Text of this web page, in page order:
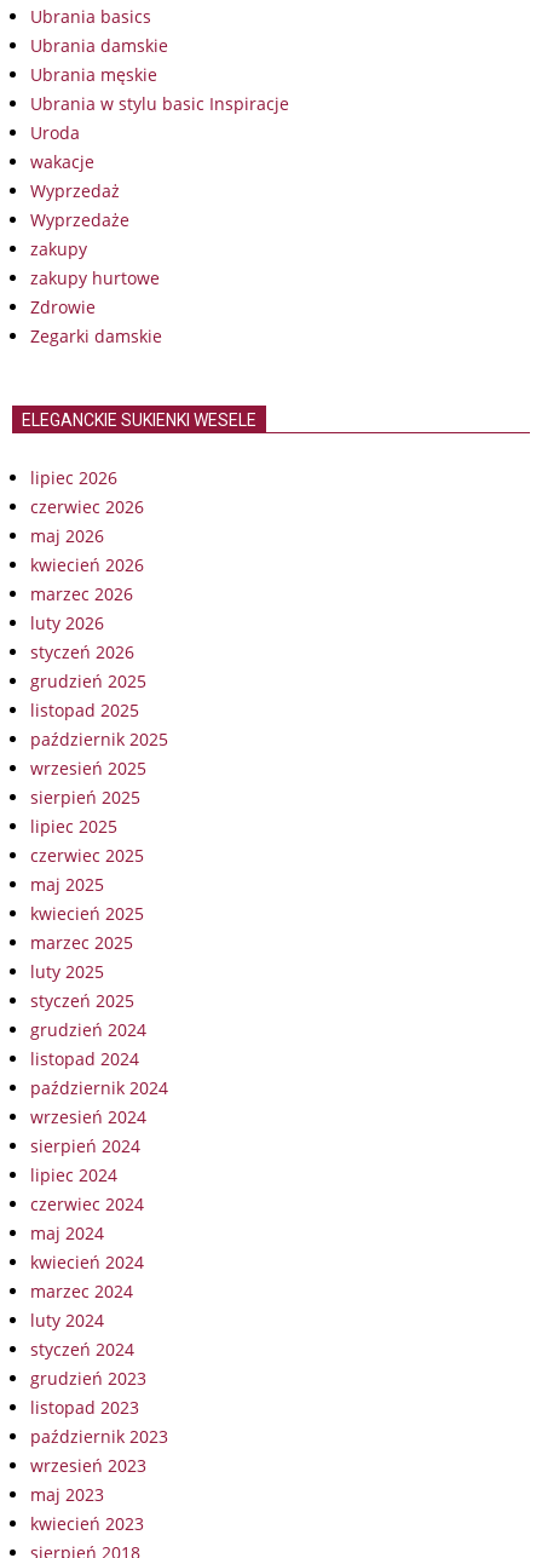
Ubrania basics
Ubrania damskie
Ubrania męskie
Ubrania w stylu basic Inspiracje
Uroda
wakacje
Wyprzedaż
Wyprzedaże
zakupy
zakupy hurtowe
Zdrowie
Zegarki damskie
ELEGANCKIE SUKIENKI WESELE
lipiec 2026
czerwiec 2026
maj 2026
kwiecień 2026
marzec 2026
luty 2026
styczeń 2026
grudzień 2025
listopad 2025
październik 2025
wrzesień 2025
sierpień 2025
lipiec 2025
czerwiec 2025
maj 2025
kwiecień 2025
marzec 2025
luty 2025
styczeń 2025
grudzień 2024
listopad 2024
październik 2024
wrzesień 2024
sierpień 2024
lipiec 2024
czerwiec 2024
maj 2024
kwiecień 2024
marzec 2024
luty 2024
styczeń 2024
grudzień 2023
listopad 2023
październik 2023
wrzesień 2023
maj 2023
kwiecień 2023
sierpień 2018